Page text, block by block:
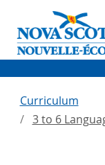
Curriculum
3 to 6